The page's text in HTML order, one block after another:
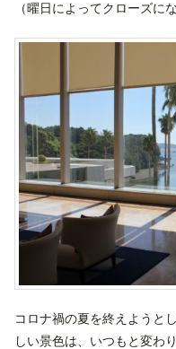
（曜日によってクローズに
コロナ禍の夏を終えようと
しい景色は、いつもと変わ